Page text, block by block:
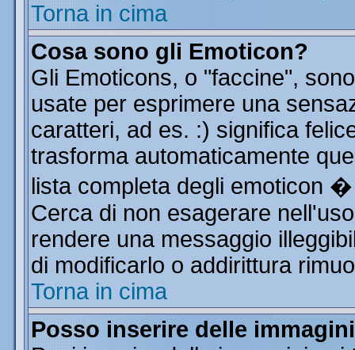
Torna in cima
Cosa sono gli Emoticon?
Gli Emoticons, o "faccine",
usate per esprimere una
caratteri, ad es. :) significa
trasforma automaticamente
lista completa degli emoticon
Cerca di non esagerare
rendere una messaggio
di modificarlo o addirittura
Torna in cima
Posso inserire delle